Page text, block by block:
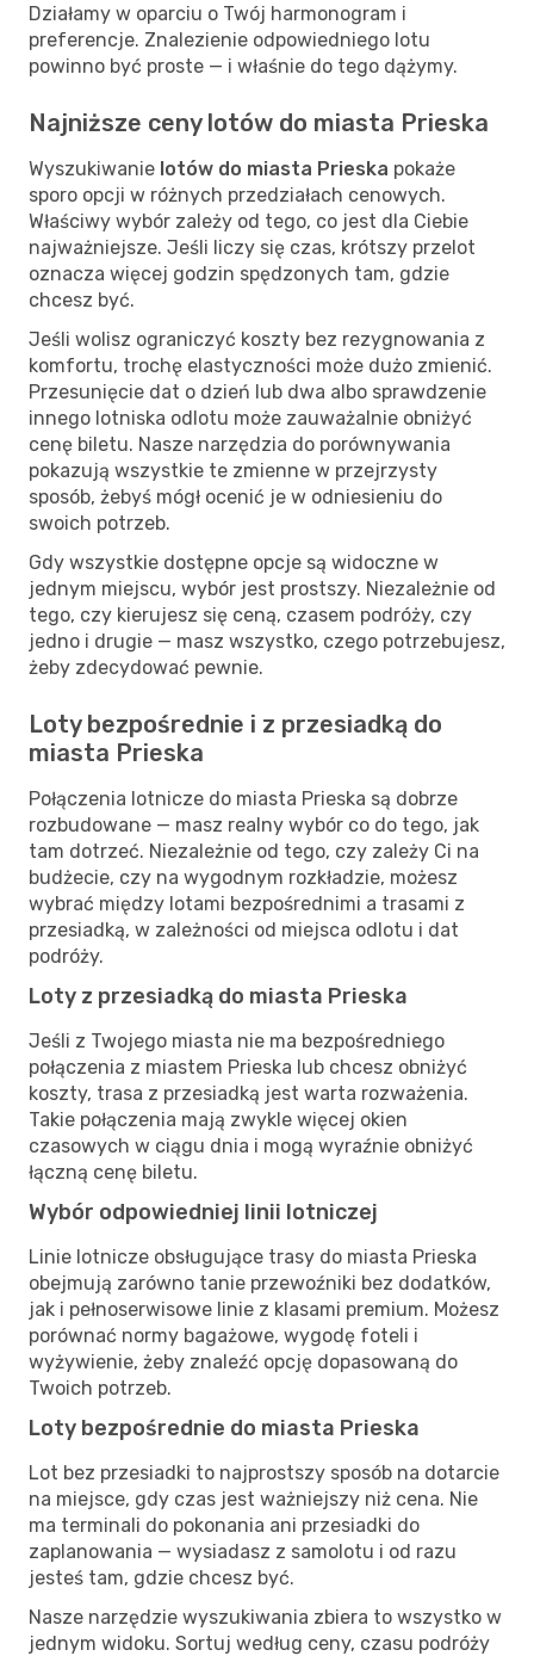
Działamy w oparciu o Twój harmonogram i
preferencje. Znalezienie odpowiedniego lotu
powinno być proste — i właśnie do tego dążymy.
Najniższe ceny lotów do miasta Prieska
Wyszukiwanie lotów do miasta Prieska pokaże
sporo opcji w różnych przedziałach cenowych.
Właściwy wybór zależy od tego, co jest dla Ciebie
najważniejsze. Jeśli liczy się czas, krótszy przelot
oznacza więcej godzin spędzonych tam, gdzie
chcesz być.
Jeśli wolisz ograniczyć koszty bez rezygnowania z
komfortu, trochę elastyczności może dużo zmienić.
Przesunięcie dat o dzień lub dwa albo sprawdzenie
innego lotniska odlotu może zauważalnie obniżyć
cenę biletu. Nasze narzędzia do porównywania
pokazują wszystkie te zmienne w przejrzysty
sposób, żebyś mógł ocenić je w odniesieniu do
swoich potrzeb.
Gdy wszystkie dostępne opcje są widoczne w
jednym miejscu, wybór jest prostszy. Niezależnie od
tego, czy kierujesz się ceną, czasem podróży, czy
jedno i drugie — masz wszystko, czego potrzebujesz,
żeby zdecydować pewnie.
Loty bezpośrednie i z przesiadką do
miasta Prieska
Połączenia lotnicze do miasta Prieska są dobrze
rozbudowane — masz realny wybór co do tego, jak
tam dotrzeć. Niezależnie od tego, czy zależy Ci na
budżecie, czy na wygodnym rozkładzie, możesz
wybrać między lotami bezpośrednimi a trasami z
przesiadką, w zależności od miejsca odlotu i dat
podróży.
Loty z przesiadką do miasta Prieska
Jeśli z Twojego miasta nie ma bezpośredniego
połączenia z miastem Prieska lub chcesz obniżyć
koszty, trasa z przesiadką jest warta rozważenia.
Takie połączenia mają zwykle więcej okien
czasowych w ciągu dnia i mogą wyraźnie obniżyć
łączną cenę biletu.
Wybór odpowiedniej linii lotniczej
Linie lotnicze obsługujące trasy do miasta Prieska
obejmują zarówno tanie przewoźniki bez dodatków,
jak i pełnoserwisowe linie z klasami premium. Możesz
porównać normy bagażowe, wygodę foteli i
wyżywienie, żeby znaleźć opcję dopasowaną do
Twoich potrzeb.
Loty bezpośrednie do miasta Prieska
Lot bez przesiadki to najprostszy sposób na dotarcie
na miejsce, gdy czas jest ważniejszy niż cena. Nie
ma terminali do pokonania ani przesiadki do
zaplanowania — wysiadasz z samolotu i od razu
jesteś tam, gdzie chcesz być.
Nasze narzędzie wyszukiwania zbiera to wszystko w
jednym widoku. Sortuj według ceny, czasu podróży